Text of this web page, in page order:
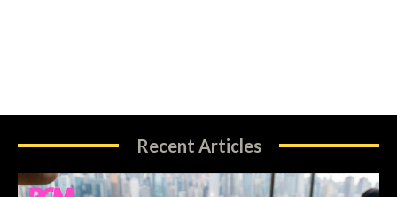
Recent Articles